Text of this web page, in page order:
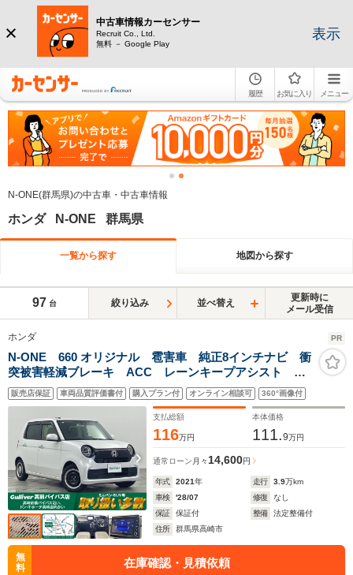
中古車情報カーセンサー
Recruit Co., Ltd.
無料 － Google Play
表示
履歴 お気に入り メニュー
N-ONE(群馬県)の中古車・中古車情報
ホンダ N-ONE 群馬県
一覧から探す 地図から探す
97 台 絞り込み 並べ替え
更新時に
メール受信
ホンダ PR
N-ONE 660 オリジナル 雹害車 純正8インチナビ 衝
突被害軽減ブレーキ ACC レーンキープアシスト コ
ーナーセンサー オートLEDライト ハーフレザーシー
ト スマートキー プッシュスタート ドライブレコー
ダー ETC 禁煙
販売店保証 車両品質評価書付 購入プラン付 オンライン相談可 360°画像付
支払総額
116万円
本体価格
111.9万円
通常ローン 月々14,600円
年式 2021年 走行 3.9万km
車検
'28/07 修復
なし
保証
保証付 整備
法定整備付
住所
群馬県高崎市
無
料
在庫確認・見積依頼